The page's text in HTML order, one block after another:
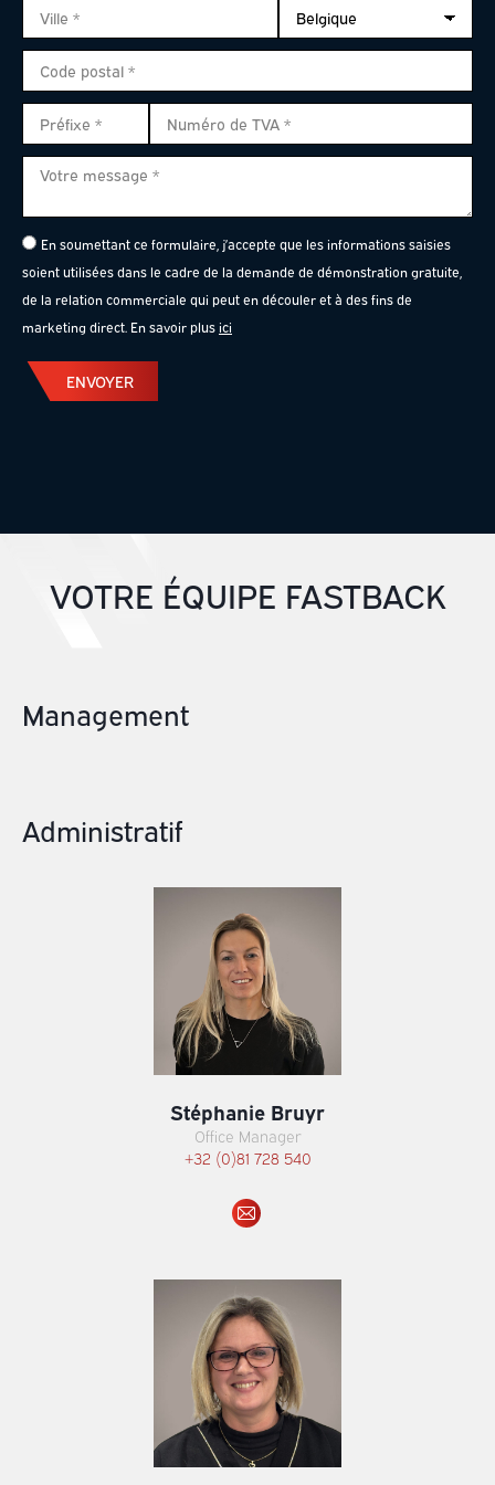
En soumettant ce formulaire, j’accepte que les informations saisies
soient utilisées dans le cadre de la demande de démonstration gratuite,
de la relation commerciale qui peut en découler et à des fins de
marketing direct. En savoir plus ici
VOTRE ÉQUIPE FASTBACK
Management
Administratif
Stéphanie Bruyr
Office Manager
+32 (0)81 728 540
E-